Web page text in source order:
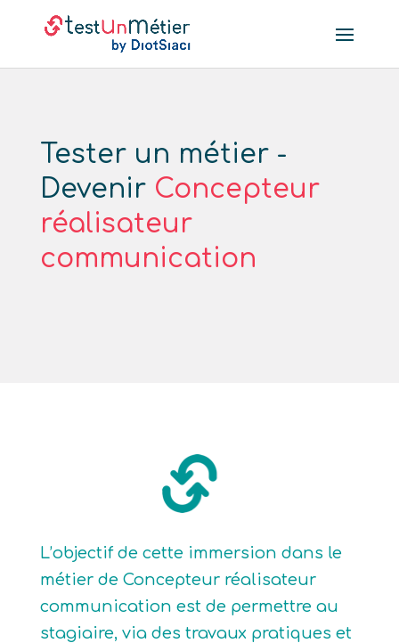
Tester un métier -
Devenir Concepteur
réalisateur
communication
L’objectif de cette immersion dans le
métier de Concepteur réalisateur
communication est de permettre au
stagiaire, via des travaux pratiques et